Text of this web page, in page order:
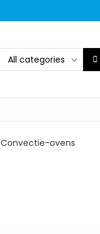
All categories
Convectie-ovens